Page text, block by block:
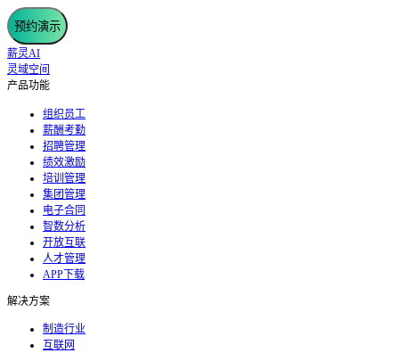
预约演示
薪灵AI
灵域空间
产品功能
组织员工
薪酬考勤
招聘管理
绩效激励
培训管理
集团管理
电子合同
智数分析
开放互联
人才管理
APP下载
解决方案
制造行业
互联网